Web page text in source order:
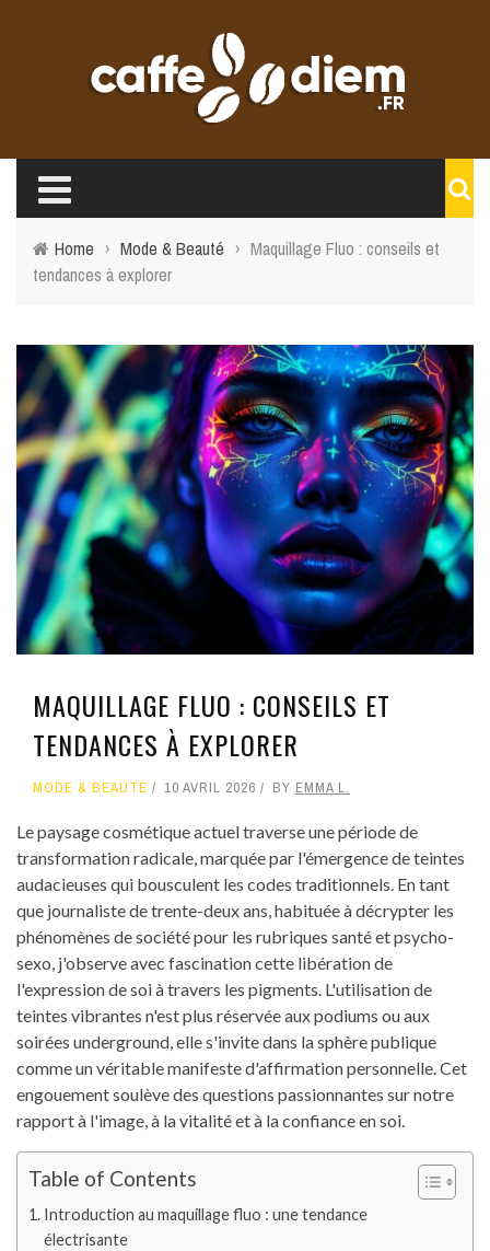
Home › Mode & Beauté › Maquillage Fluo : conseils et
tendances à explorer
MAQUILLAGE FLUO : CONSEILS ET
TENDANCES À EXPLORER
MODE & BEAUTÉ 10 AVRIL 2026 BY EMMA L.
Le paysage cosmétique actuel traverse une période de
transformation radicale, marquée par l'émergence de teintes
audacieuses qui bousculent les codes traditionnels. En tant
que journaliste de trente-deux ans, habituée à décrypter les
phénomènes de société pour les rubriques santé et psycho-
sexo, j'observe avec fascination cette libération de
l'expression de soi à travers les pigments. L'utilisation de
teintes vibrantes n'est plus réservée aux podiums ou aux
soirées underground, elle s'invite dans la sphère publique
comme un véritable manifeste d'affirmation personnelle. Cet
engouement soulève des questions passionnantes sur notre
rapport à l'image, à la vitalité et à la confiance en soi.
Table of Contents
Introduction au maquillage fluo : une tendance
électrisante